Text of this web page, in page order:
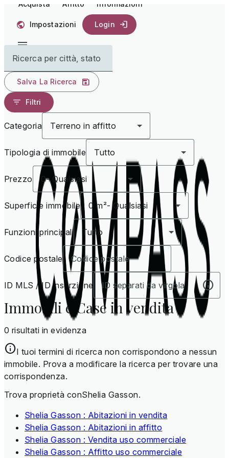
Acquista Affitto Informazioni
Impostazioni Login
Ricerca per città, stato
Salva La Ricerca
Filtri
Categoria Terreno in affitto
Tipologia di immobile Tutto
Prezzo 0-Qualsiasi
Superficie immobile 0 m²-Qualsiasi
Funzioni principali Tutto
Codice postale
ID MLS / ID inserzione
Immobili e Case in vendita
0 risultati in evidenza
I tuoi termini di ricerca non corrispondono a nessun
immobile. Prova a modificare la ricerca per trovare una
corrispondenza.
Trova proprietà conShelia Gasson.
Shelia Gasson : Abitazioni in vendita
Shelia Gasson : Abitazioni in affitto
Shelia Gasson : Vendita uso commerciale
Shelia Gasson : Affitto uso commerciale